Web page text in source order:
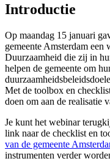
Introductie
Op maandag 15 januari
gemeente Amsterdam
Duurzaamheid die zij in
helpen de gemeente om
Met de toolbox en
doen om aan de realisatie
Je kunt het webinar
link naar de checklist en
van de gemeente
instrumenten verder